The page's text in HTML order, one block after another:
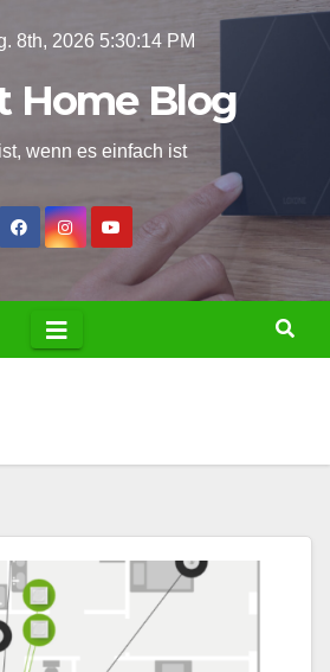
8th, 2026 5:30:15 PM
Home Blog
wenn es einfach ist